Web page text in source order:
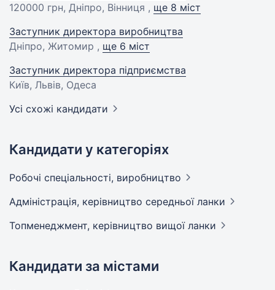
120000 грн, Дніпро, Вінниця , ще 8 міст
Заступник директора виробництва
Дніпро, Житомир , ще 6 міст
Заступник директора підприємства
Київ, Львів, Одеса
Усі схожі кандидати
Кандидати у категоріях
Робочі спеціальності, виробництво
Адмiнiстрацiя, керівництво середньої ланки
Топменеджмент, керівництво вищої ланки
Кандидати за містами